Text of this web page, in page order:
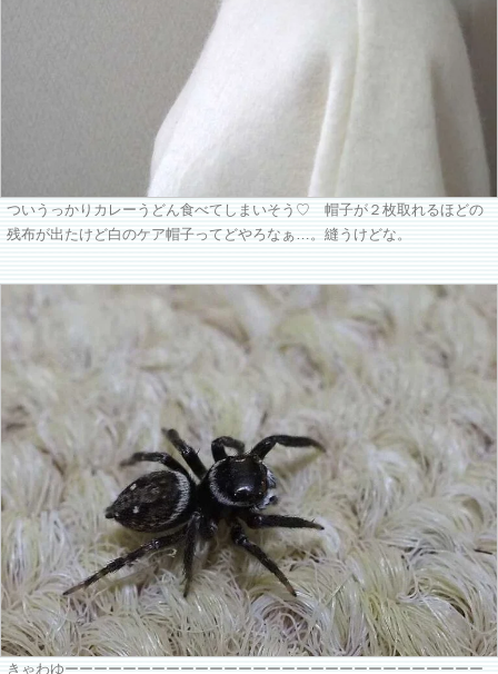
ついうっかりカレーうどん食べてしまいそう♡ 帽子が２枚取れるほどの
残布が出たけど白のケア帽子ってどやろなぁ…。縫うけどな。
きゃわゆーーーーーーーーーーーーーーーーーーーーーーーーーーーーー